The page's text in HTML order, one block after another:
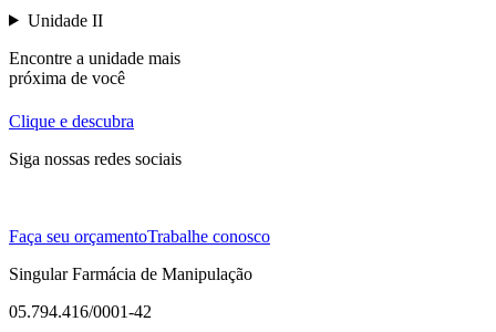
Unidade II
Encontre a unidade mais
próxima de você
Clique e descubra
Siga nossas redes sociais
Faça seu orçamentoTrabalhe conosco
Singular Farmácia de Manipulação
05.794.416/0001-42